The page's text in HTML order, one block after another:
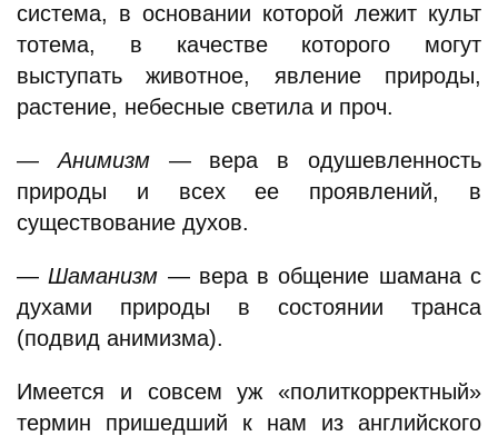
система, в основании которой лежит культ
тотема, в качестве которого могут
выступать животное, явление природы,
растение, небесные светила и проч.
—Анимизм— вера в одушевленность
природы и всех ее проявлений, в
существование духов.
—Шаманизм — вера в общение шамана с
духами природы в состоянии транса
(подвид анимизма).
Имеется и совсем уж «политкорректный»
термин пришедший к нам из английского